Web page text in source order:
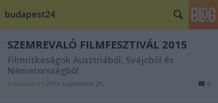
budapest24
SZEMREVALÓ FILMFESZTIVÁL 2015
Filmritkaságok Ausztriából, Svájcból és
Németországból
budapest24 • 2015. szeptember 21. 0